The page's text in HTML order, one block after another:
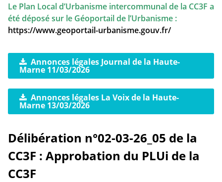
Le Plan Local d’Urbanisme intercommunal de la CC3F a
été déposé sur le Géoportail de l’Urbanisme :
https://www.geoportail-urbanisme.gouv.fr/
Annonces légales Journal de la Haute-
Marne 11/03/2026
Annonces légales La Voix de la Haute-
Marne 13/03/2026
Délibération n°02-03-26_05 de la
CC3F : Approbation du PLUi de la
CC3F